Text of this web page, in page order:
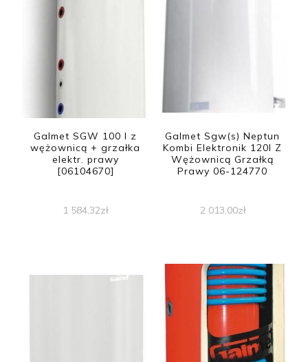
Galmet SGW 100 l z
wężownicą + grzałka
elektr. prawy
[06104670]
1 584,32zł
Galmet Sgw(s) Neptun
Kombi Elektronik 120l Z
Wężownicą Grzałką
Prawy 06-124770
2 013,00zł